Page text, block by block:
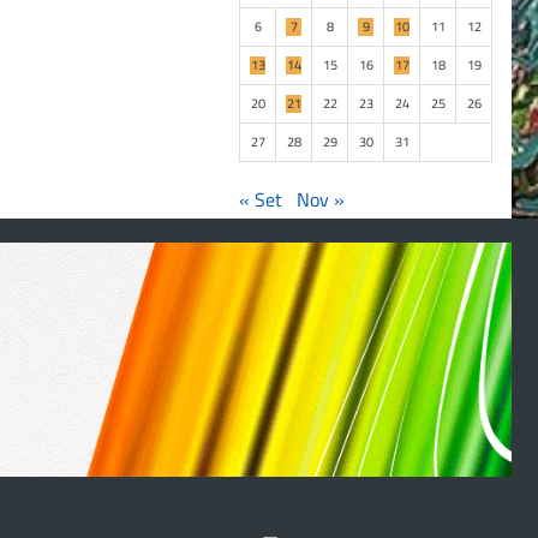
6
7 8 9 10 11
12
13
14 15 16 17 18
19
20
21 22 23 24 25
26
27
28 29 30 31
« Set Nov »